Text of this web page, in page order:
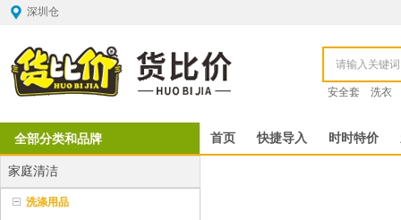
深圳仓
安全套 洗衣
全部分类和品牌 首页 快捷导入 时时特价
家庭清洁
洗涤用品